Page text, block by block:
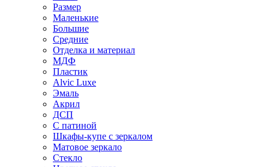
Размер
Маленькие
Большие
Средние
Отделка и материал
МДФ
Пластик
Alvic Luxe
Эмаль
Акрил
ДСП
С патиной
Шкафы-купе с зеркалом
Матовое зеркало
Стекло